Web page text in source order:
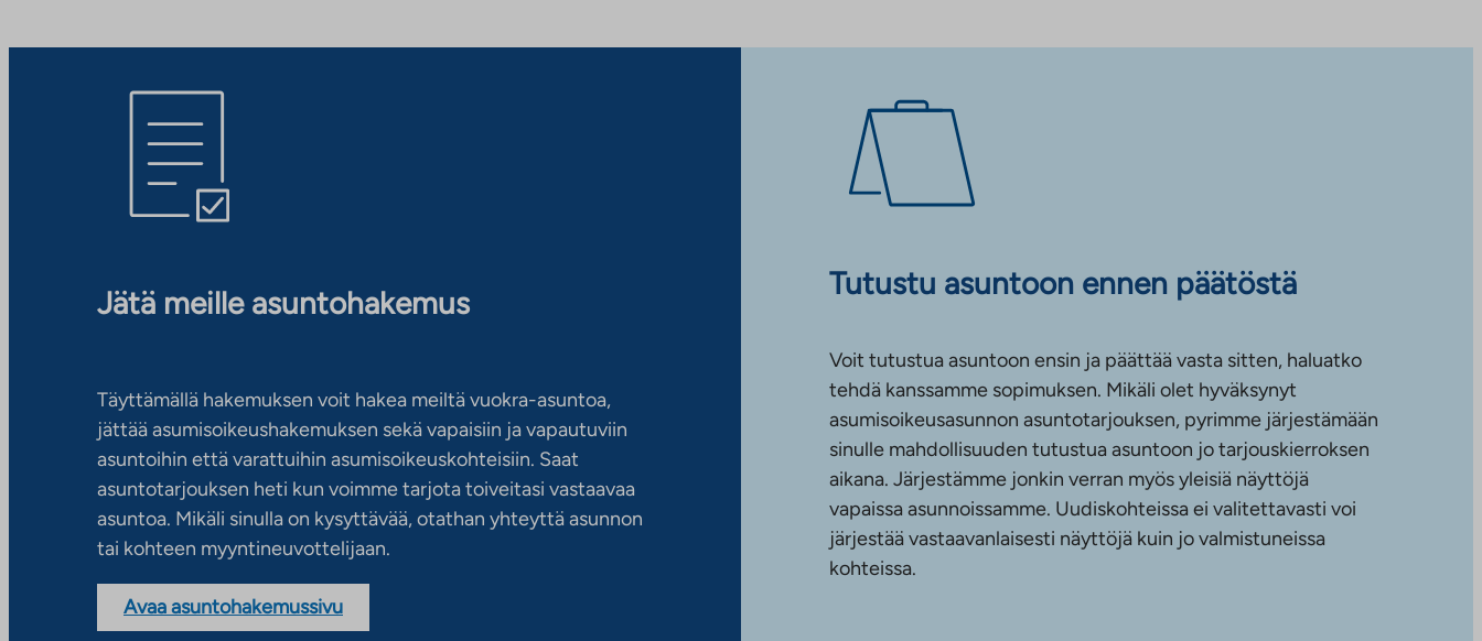
Jätä meille asuntohakemus
Täyttämällä hakemuksen voit hakea meiltä vuokra-asuntoa,
jättää asumisoikeushakemuksen sekä vapaisiin ja vapautuviin
asuntoihin että varattuihin asumisoikeuskohteisiin. Saat
asuntotarjouksen heti kun voimme tarjota toiveitasi vastaavaa
asuntoa. Mikäli sinulla on kysyttävää, otathan yhteyttä asunnon
tai kohteen myyntineuvottelijaan.
Avaa asuntohakemussivu
Tutustu asuntoon ennen päätöstä
Voit tutustua asuntoon ensin ja päättää vasta sitten, haluatko
tehdä kanssamme sopimuksen. Mikäli olet hyväksynyt
asumisoikeusasunnon asuntotarjouksen, pyrimme järjestämään
sinulle mahdollisuuden tutustua asuntoon jo tarjouskierroksen
aikana. Järjestämme jonkin verran myös yleisiä näyttöjä
vapaissa asunnoissamme. Uudiskohteissa ei valitettavasti voi
järjestää vastaavanlaisesti näyttöjä kuin jo valmistuneissa
kohteissa.